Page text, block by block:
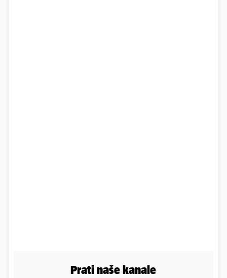
Prati naše kanale